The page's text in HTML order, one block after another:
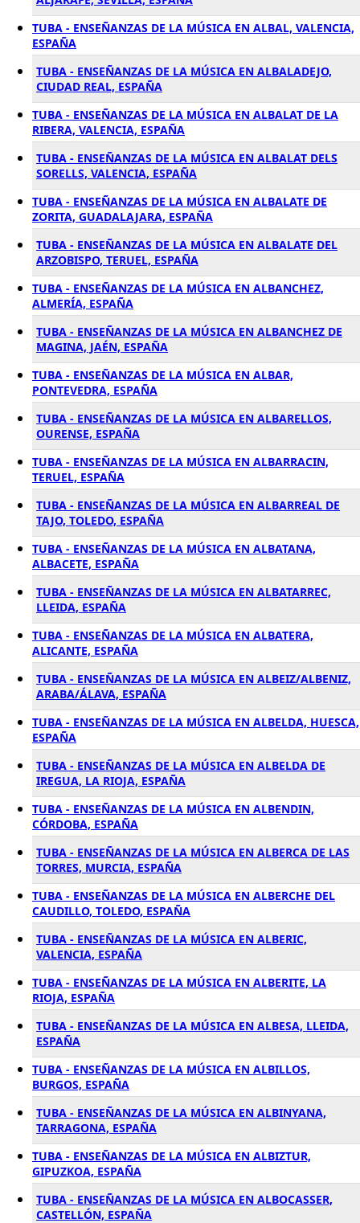
TUBA - ENSEÑANZAS DE LA MÚSICA EN ALBAL, VALENCIA,
ESPAÑA
TUBA - ENSEÑANZAS DE LA MÚSICA EN ALBALADEJO,
CIUDAD REAL, ESPAÑA
TUBA - ENSEÑANZAS DE LA MÚSICA EN ALBALAT DE LA
RIBERA, VALENCIA, ESPAÑA
TUBA - ENSEÑANZAS DE LA MÚSICA EN ALBALAT DELS
SORELLS, VALENCIA, ESPAÑA
TUBA - ENSEÑANZAS DE LA MÚSICA EN ALBALATE DE
ZORITA, GUADALAJARA, ESPAÑA
TUBA - ENSEÑANZAS DE LA MÚSICA EN ALBALATE DEL
ARZOBISPO, TERUEL, ESPAÑA
TUBA - ENSEÑANZAS DE LA MÚSICA EN ALBANCHEZ,
ALMERÍA, ESPAÑA
TUBA - ENSEÑANZAS DE LA MÚSICA EN ALBANCHEZ DE
MAGINA, JAÉN, ESPAÑA
TUBA - ENSEÑANZAS DE LA MÚSICA EN ALBAR,
PONTEVEDRA, ESPAÑA
TUBA - ENSEÑANZAS DE LA MÚSICA EN ALBARELLOS,
OURENSE, ESPAÑA
TUBA - ENSEÑANZAS DE LA MÚSICA EN ALBARRACIN,
TERUEL, ESPAÑA
TUBA - ENSEÑANZAS DE LA MÚSICA EN ALBARREAL DE
TAJO, TOLEDO, ESPAÑA
TUBA - ENSEÑANZAS DE LA MÚSICA EN ALBATANA,
ALBACETE, ESPAÑA
TUBA - ENSEÑANZAS DE LA MÚSICA EN ALBATARREC,
LLEIDA, ESPAÑA
TUBA - ENSEÑANZAS DE LA MÚSICA EN ALBATERA,
ALICANTE, ESPAÑA
TUBA - ENSEÑANZAS DE LA MÚSICA EN ALBEIZ/ALBENIZ,
ARABA/ÁLAVA, ESPAÑA
TUBA - ENSEÑANZAS DE LA MÚSICA EN ALBELDA, HUESCA,
ESPAÑA
TUBA - ENSEÑANZAS DE LA MÚSICA EN ALBELDA DE
IREGUA, LA RIOJA, ESPAÑA
TUBA - ENSEÑANZAS DE LA MÚSICA EN ALBENDIN,
CÓRDOBA, ESPAÑA
TUBA - ENSEÑANZAS DE LA MÚSICA EN ALBERCA DE LAS
TORRES, MURCIA, ESPAÑA
TUBA - ENSEÑANZAS DE LA MÚSICA EN ALBERCHE DEL
CAUDILLO, TOLEDO, ESPAÑA
TUBA - ENSEÑANZAS DE LA MÚSICA EN ALBERIC,
VALENCIA, ESPAÑA
TUBA - ENSEÑANZAS DE LA MÚSICA EN ALBERITE, LA
RIOJA, ESPAÑA
TUBA - ENSEÑANZAS DE LA MÚSICA EN ALBESA, LLEIDA,
ESPAÑA
TUBA - ENSEÑANZAS DE LA MÚSICA EN ALBILLOS,
BURGOS, ESPAÑA
TUBA - ENSEÑANZAS DE LA MÚSICA EN ALBINYANA,
TARRAGONA, ESPAÑA
TUBA - ENSEÑANZAS DE LA MÚSICA EN ALBIZTUR,
GIPUZKOA, ESPAÑA
TUBA - ENSEÑANZAS DE LA MÚSICA EN ALBOCASSER,
CASTELLÓN, ESPAÑA